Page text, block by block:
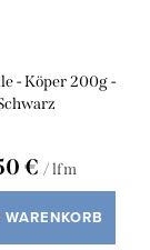
- Köper 200g -
€ / lfm